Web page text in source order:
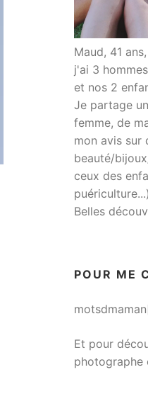
Maud, 41
j'ai 3
et nos 2
Je partage
femme, de
mon avis sur
beauté/
ceux des
Belles
POUR ME
Et pour
photographe